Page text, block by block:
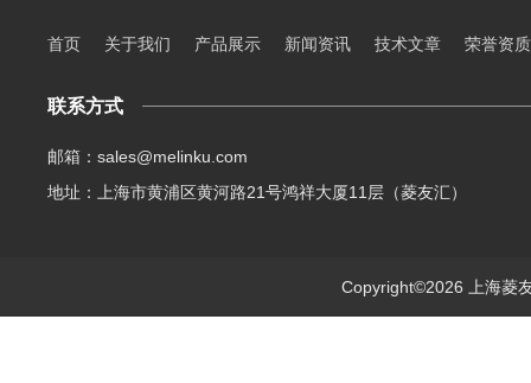
首页 关于我们 产品展示 新闻资讯 技术文章 荣誉资质
联系方式
邮箱：sales@melinku.com
地址：上海市黄浦区黄河路21号鸿祥大厦11层（菱友汇）
Copyright©2026 上海菱